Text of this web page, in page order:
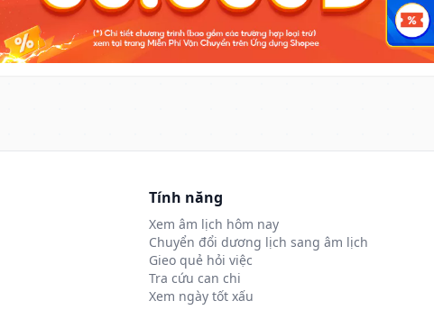
Tính năng
Xem âm lịch hôm nay
Chuyển đổi dương lịch sang âm lịch
Gieo quẻ hỏi việc
Tra cứu can chi
Xem ngày tốt xấu